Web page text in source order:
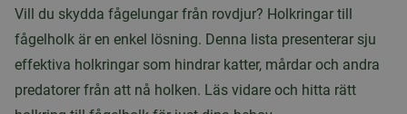
Vill du skydda fågelungar från rovdjur? Holkringar till
fågelholk är en enkel lösning. Denna lista presenterar sju
effektiva holkringar som hindrar katter, mårdar och andra
predatorer från att nå holken. Läs vidare och hitta rätt